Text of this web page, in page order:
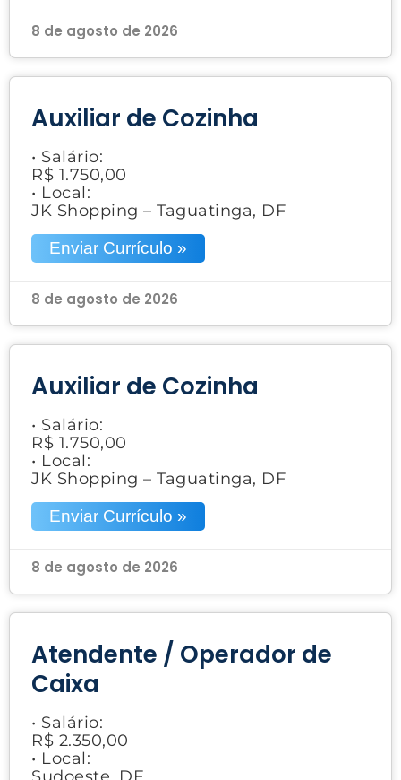
8 de agosto de 2026
Auxiliar de Cozinha
• Salário:
R$ 1.750,00
• Local:
JK Shopping – Taguatinga, DF
Enviar Currículo »
8 de agosto de 2026
Auxiliar de Cozinha
• Salário:
R$ 1.750,00
• Local:
JK Shopping – Taguatinga, DF
Enviar Currículo »
8 de agosto de 2026
Atendente / Operador de
Caixa
• Salário:
R$ 2.350,00
• Local: